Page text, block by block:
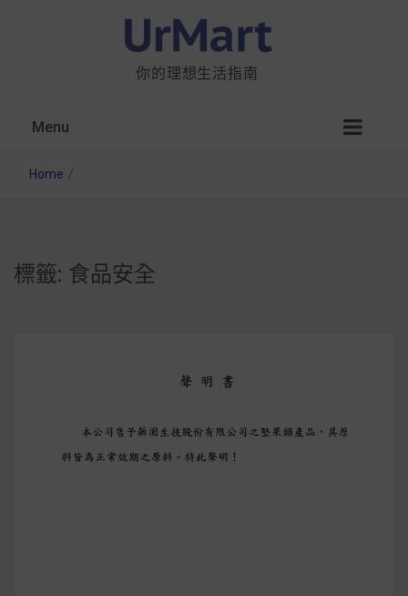
你的理想生活指南
Menu
星巴克都用 OATLY 泡咖啡？市售燕麥奶大剖
早餐這樣料理最適合！
簡單料理
Home /
標籤: 食品安全